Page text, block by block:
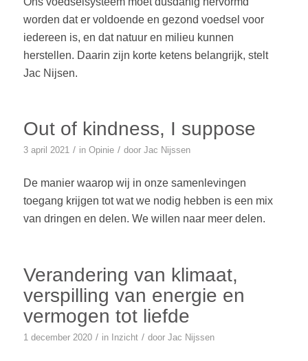
worden dat er voldoende en gezond voedsel voor
iedereen is, en dat natuur en milieu kunnen
herstellen. Daarin zijn korte ketens belangrijk, stelt
Jac Nijsen.
Out of kindness, I suppose
3 april 2021 / in Opinie / door Jac Nijssen
De manier waarop wij in onze samenlevingen
toegang krijgen tot wat we nodig hebben is een mix
van dringen en delen. We willen naar meer delen.
Verandering van klimaat,
verspilling van energie en
vermogen tot liefde
1 december 2020 / in Inzicht / door Jac Nijssen